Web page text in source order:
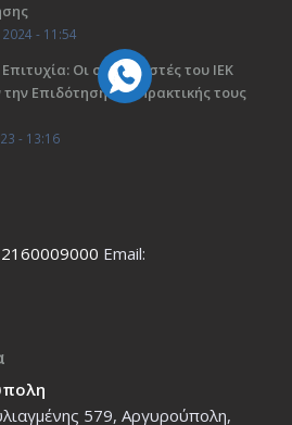
- 11:54
Οι σπουδαστές του ΙΕΚ
Επιδότηση της Πρακτικής τους
- 13:16
2160009000 Εmail:
579, Αργυρούπολη,